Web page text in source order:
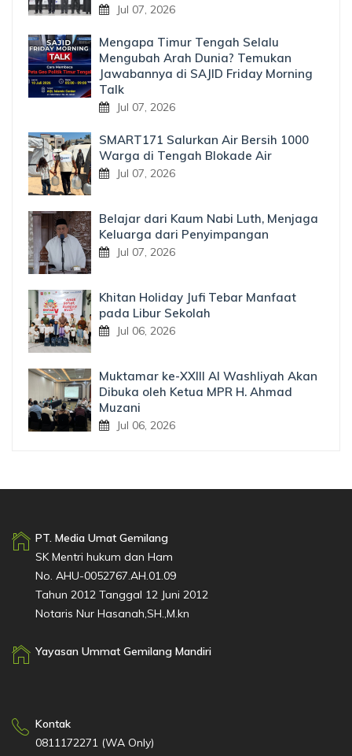
Jul 07, 2026
Mengapa Timur Tengah Selalu
Mengubah Arah Dunia? Temukan
Jawabannya di SAJID Friday Morning
Talk
Jul 07, 2026
SMART171 Salurkan Air Bersih 1000
Warga di Tengah Blokade Air
Jul 07, 2026
Belajar dari Kaum Nabi Luth, Menjaga
Keluarga dari Penyimpangan
Jul 07, 2026
Khitan Holiday Jufi Tebar Manfaat
pada Libur Sekolah
Jul 06, 2026
Muktamar ke-XXIII Al Washliyah Akan
Dibuka oleh Ketua MPR H. Ahmad
Muzani
Jul 06, 2026
PT. Media Umat Gemilang
SK Mentri hukum dan Ham
No. AHU-0052767.AH.01.09
Tahun 2012 Tanggal 12 Juni 2012
Notaris Nur Hasanah,SH.,M.kn
Yayasan Ummat Gemilang Mandiri
Kontak
0811172271 (WA Only)